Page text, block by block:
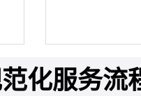
化服务流